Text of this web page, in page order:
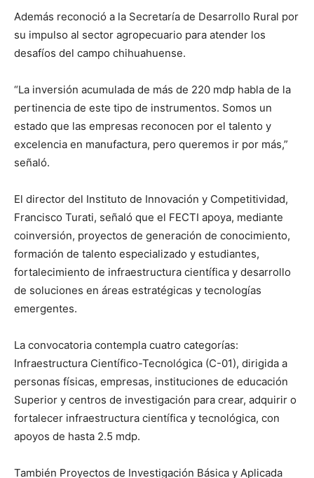
Además reconoció a la Secretaría de Desarrollo Rural por
su impulso al sector agropecuario para atender los
desafíos del campo chihuahuense.
“La inversión acumulada de más de 220 mdp habla de la
pertinencia de este tipo de instrumentos. Somos un
estado que las empresas reconocen por el talento y
excelencia en manufactura, pero queremos ir por más,”
señaló.
El director del Instituto de Innovación y Competitividad,
Francisco Turati, señaló que el FECTI apoya, mediante
coinversión, proyectos de generación de conocimiento,
formación de talento especializado y estudiantes,
fortalecimiento de infraestructura científica y desarrollo
de soluciones en áreas estratégicas y tecnologías
emergentes.
La convocatoria contempla cuatro categorías:
Infraestructura Científico-Tecnológica (C-01), dirigida a
personas físicas, empresas, instituciones de educación
Superior y centros de investigación para crear, adquirir o
fortalecer infraestructura científica y tecnológica, con
apoyos de hasta 2.5 mdp.
También Proyectos de Investigación Básica y Aplicada